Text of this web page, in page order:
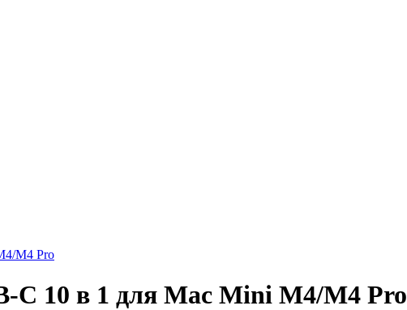
C 10 в 1 для Mac Mini M4/M4 Pro